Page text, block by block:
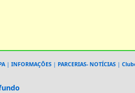
| INFORMAÇÕES| PARCERIAS- NOTÍCIAS|